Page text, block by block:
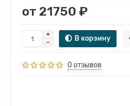
от 21750 ₽
В корзину
0 отзывов